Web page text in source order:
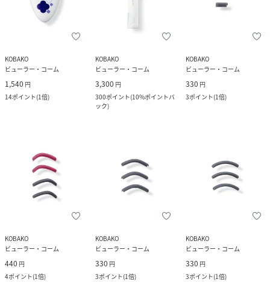
KOBAKO
ビューラー・コーム
1,540 円
14ポイント(1倍)
KOBAKO
ビューラー・コーム
3,300 円
300ポイント(10%ポイントバ
ック)
KOBAKO
ビューラー・コーム
330 円
3ポイント(1倍)
KOBAKO
ビューラー・コーム
440 円
4ポイント(1倍)
KOBAKO
ビューラー・コーム
330 円
3ポイント(1倍)
KOBAKO
ビューラー・コーム
330 円
3ポイント(1倍)